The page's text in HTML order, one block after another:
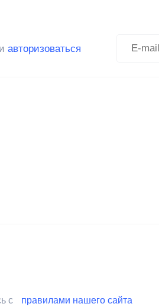
авторизоваться
с правилами нашего сайта